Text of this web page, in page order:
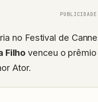
PUBLICIDADE
no Festival de
Filho venceu o
Ator.